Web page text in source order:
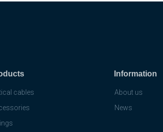
cables
Information
About us
News